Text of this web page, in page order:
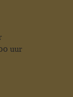
uur